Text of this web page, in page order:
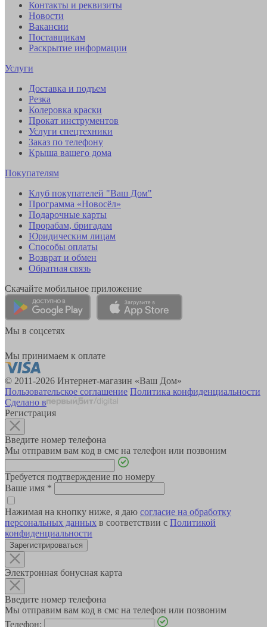
Контакты и реквизиты
Новости
Вакансии
Поставщикам
Раскрытие информации
Услуги
Доставка и подъем
Резка
Колеровка краски
Прокат инструментов
Услуги спецтехники
Заказ по телефону
Крыша вашего дома
Покупателям
Клуб покупателей "Ваш Дом"
Программа «Новосёл»
Подарочные карты
Прорабам, бригадам
Юридическим лицам
Способы оплаты
Возврат и обмен
Обратная связь
Скачайте мобильное приложение
Мы в соцсетях
Мы принимаем к оплате
© 2011-2026 Интернет-магазин «Ваш Дом»
Пользовательское соглашение Политика конфиденциальности
Сделано в
Регистрация
Введите номер телефона
Мы отправим вам код в смс на телефон или позвоним
Требуется подтверждение по номеру
Ваше имя *
Нажимая на кнопку ниже, я даю согласие на обработку
персональных данных в соответствии с Политикой
конфиденциальности
Зарегистрироваться
Электронная бонусная карта
Введите номер телефона
Мы отправим вам код в смс на телефон или позвоним
Телефон: